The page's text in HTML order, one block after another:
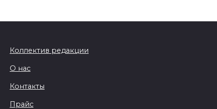
Коллектив редакции
О нас
Контакты
Прайс